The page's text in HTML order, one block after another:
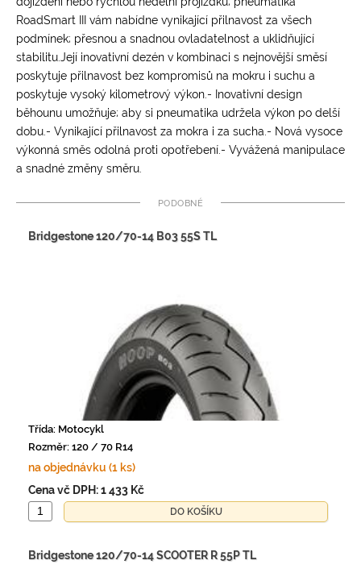
RoadSmart III vám nabídne vynikající přilnavost za všech
podmínek; přesnou a snadnou ovladatelnost a uklidňující
stabilitu.Její inovativní dezén v kombinaci s nejnovější směsí
poskytuje přilnavost bez kompromisů na mokru i suchu a
poskytuje vysoký kilometrový výkon.- Inovativní design
běhounu umožňuje; aby si pneumatika udržela výkon po delší
dobu.- Vynikající přilnavost za mokra i za sucha.- Nová vysoce
výkonná směs odolná proti opotřebení.- Vyvážená manipulace
a snadné změny směru.
Podobné
Bridgestone 120/70-14 B03 55S TL
Třída: Motocykl
Rozměr: 120 / 70 R14
na objednávku (1 ks)
Cena vč DPH:1 433 Kč
Bridgestone 120/70-14 SCOOTER R 55P TL